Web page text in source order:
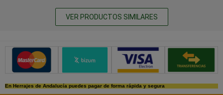
VER PRODUCTOS SIMILARES
Métodos de pago seguros
En Herrajes de Andalucía puedes pagar de forma rápida y segura